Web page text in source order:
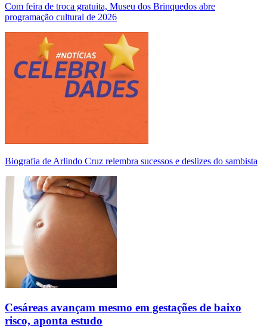
Com feira de troca gratuita, Museu dos Brinquedos abre
programação cultural de 2026
Biografia de Arlindo Cruz relembra sucessos e deslizes do sambista
Cesáreas avançam mesmo em gestações de baixo
risco, aponta estudo